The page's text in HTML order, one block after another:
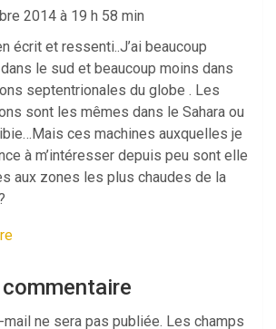
2014 à 19 h 58 min
écrit et ressenti..J’ai beaucoup
le sud et beaucoup moins dans
septentrionales du globe . Les
sont les mêmes dans le Sahara ou
ces machines auxquelles je
à m’intéresser depuis peu sont elle
aux zones les plus chaudes de la
ne sera pas publiée. Les champs